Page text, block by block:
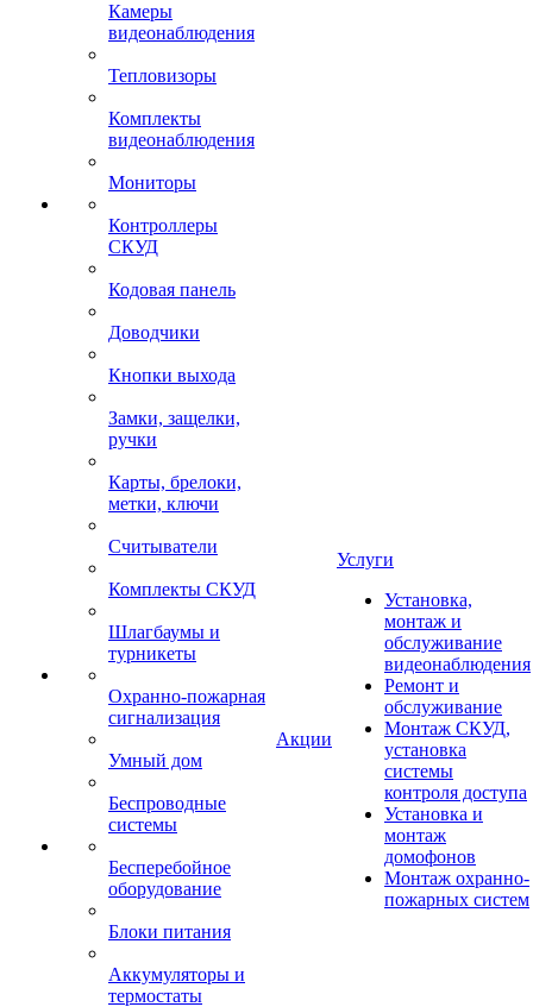
Камеры
видеонаблюдения
Тепловизоры
Комплекты
видеонаблюдения
Мониторы
Контроллеры
СКУД
Кодовая панель
Доводчики
Кнопки выхода
Замки, защелки,
ручки
Карты, брелоки,
метки, ключи
Считыватели
Комплекты СКУД
Шлагбаумы и
турникеты
Охранно-пожарная
сигнализация
Умный дом
Беспроводные
системы
Бесперебойное
оборудование
Блоки питания
Аккумуляторы и
термостаты
Акции
Услуги
Установка,
монтаж и
обслуживание
видеонаблюдения
Ремонт и
обслуживание
Монтаж СКУД,
установка
системы
контроля доступа
Установка и
монтаж
домофонов
Монтаж охранно-
пожарных систем